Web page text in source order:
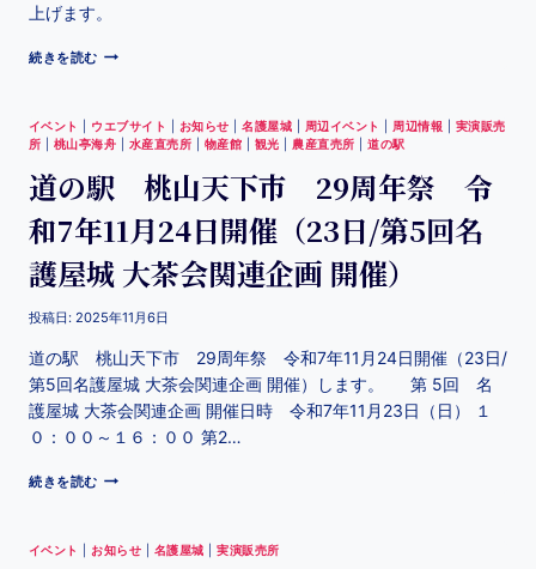
上げます。
続きを読む
イベント ウエブサイト お知らせ |名護屋城 周辺イベント 周辺情報
実演販売
所
桃山亭海舟 水産直売所 物産館 観光 農産直売所 |道の駅
道の駅 桃山天下市 29周年祭 令
和7年11月24日開催（23日/第5回名
護屋城 大茶会関連企画 開催）
投稿日: 2025年11月6日
道の駅 桃山天下市 29周年祭 令和7年11月24日開催（23日/
第5回名護屋城 大茶会関連企画 開催）します。 第 5回 名
護屋城 大茶会関連企画 開催日時 令和7年11月23日（日） １
０：００～１６：００ 第2…
続きを読む
イベント お知らせ 名護屋城 |実演販売所